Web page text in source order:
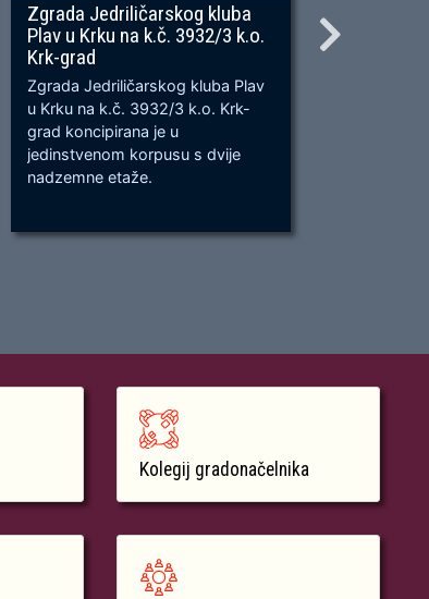
Zgrada Jedriličarskog kluba
Plav u Krku na k.č. 3932/3 k.o.
Krk-grad
Zgrada Jedriličarskog kluba Plav
u Krku na k.č. 3932/3 k.o. Krk-
grad koncipirana je u
jedinstvenom korpusu s dvije
nadzemne etaže.
OU, na
Kolegij gradonačelnika